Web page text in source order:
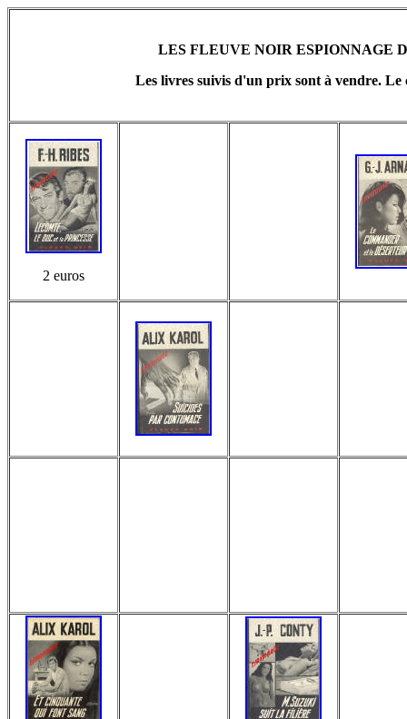
LES FLEUVE NOIR ESPIONNAGE
Les livres suivis d'un prix sont à vendre.
2 euros